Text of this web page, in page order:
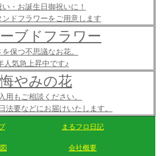
・お誕生日御祝いに！
ドフラワーをご用意します
ブドフラワー
保つ不思議なお花。
人気急上昇中です♪
やみの花
用もご相談ください。
法要などにお届けいたします。
まるフロ日記
会社概要